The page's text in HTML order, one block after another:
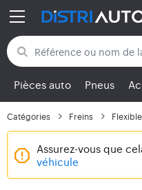
Retour aux
Pièces auto Pneus
Catégories Freins
Assurez-vous que
véhicule